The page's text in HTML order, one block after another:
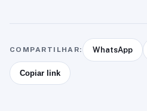
COMPARTILHAR: WhatsApp
Copiar link